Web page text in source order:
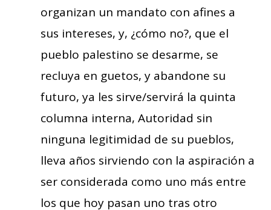
organizan un mandato con afines a
sus intereses, y, ¿cómo no?, que el
pueblo palestino se desarme, se
recluya en guetos, y abandone su
futuro, ya les sirve/servirá la quinta
columna interna, Autoridad sin
ninguna legitimidad de su pueblos,
lleva años sirviendo con la aspiración a
ser considerada como uno más entre
los que hoy pasan uno tras otro